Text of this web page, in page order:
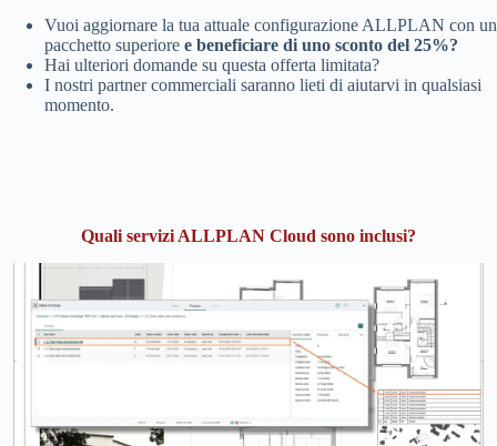
Vuoi aggiornare la tua attuale configurazione ALLPLAN con un
pacchetto superiore e beneficiare di uno sconto del 25%?
Hai ulteriori domande su questa offerta limitata?
I nostri partner commerciali saranno lieti di aiutarvi in qualsiasi
momento.
Quali servizi ALLPLAN Cloud sono inclusi?